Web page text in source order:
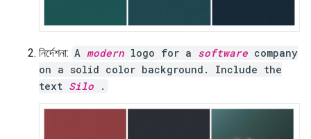
নির্দেশনা: A modern logo for a software company
on a solid color background. Include the
text Silo .